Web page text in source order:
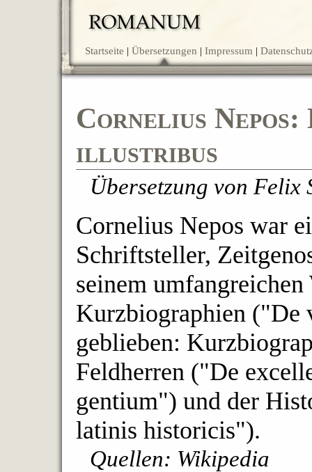
Startseite Übersetzungen Impressum
Cornelius Nepos:
illustribus
Übersetzung von Felix
Cornelius Nepos war
Schriftsteller,
seinem
Kurzbiographien
geblieben:
Feldherren ("De
gentium") und der
latinis historicis").
Quellen: Wikipedia